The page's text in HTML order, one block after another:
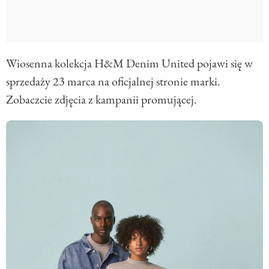
Wiosenna kolekcja H&M Denim United pojawi się w
sprzedaży 23 marca na oficjalnej stronie marki.
Zobaczcie zdjęcia z kampanii promującej.